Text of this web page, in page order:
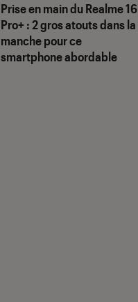
Prise en main du Realme 16
Pro+ : 2 gros atouts dans la
manche pour ce
smartphone abordable